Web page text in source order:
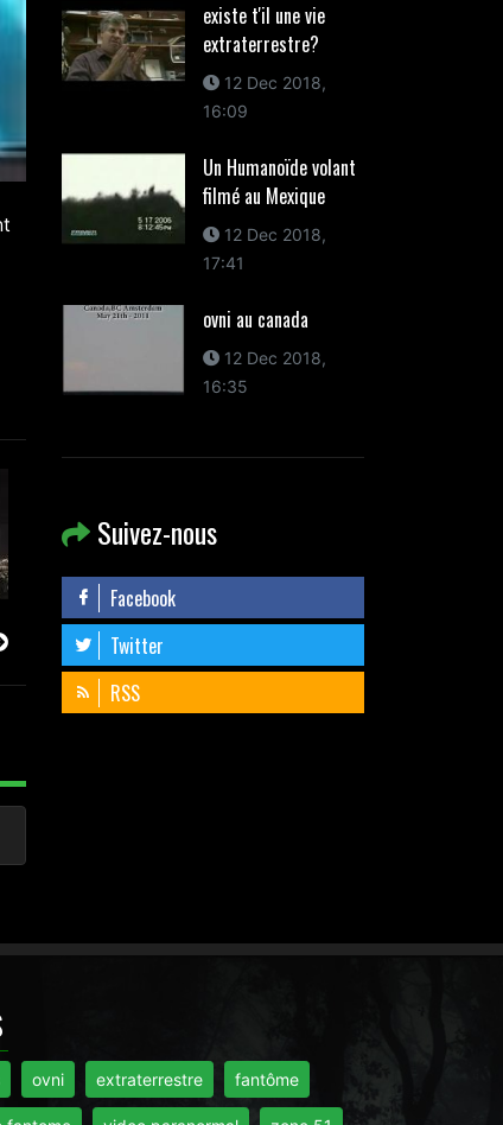
existe t'il une vie
extraterrestre?
12 Dec 2018,
16:09
Un Humanoïde volant
filmé au Mexique
12 Dec 2018,
17:41
ovni au canada
12 Dec 2018,
16:35
Suivez-nous
Facebook
Twitter
RSS
ovni extraterrestre fantôme